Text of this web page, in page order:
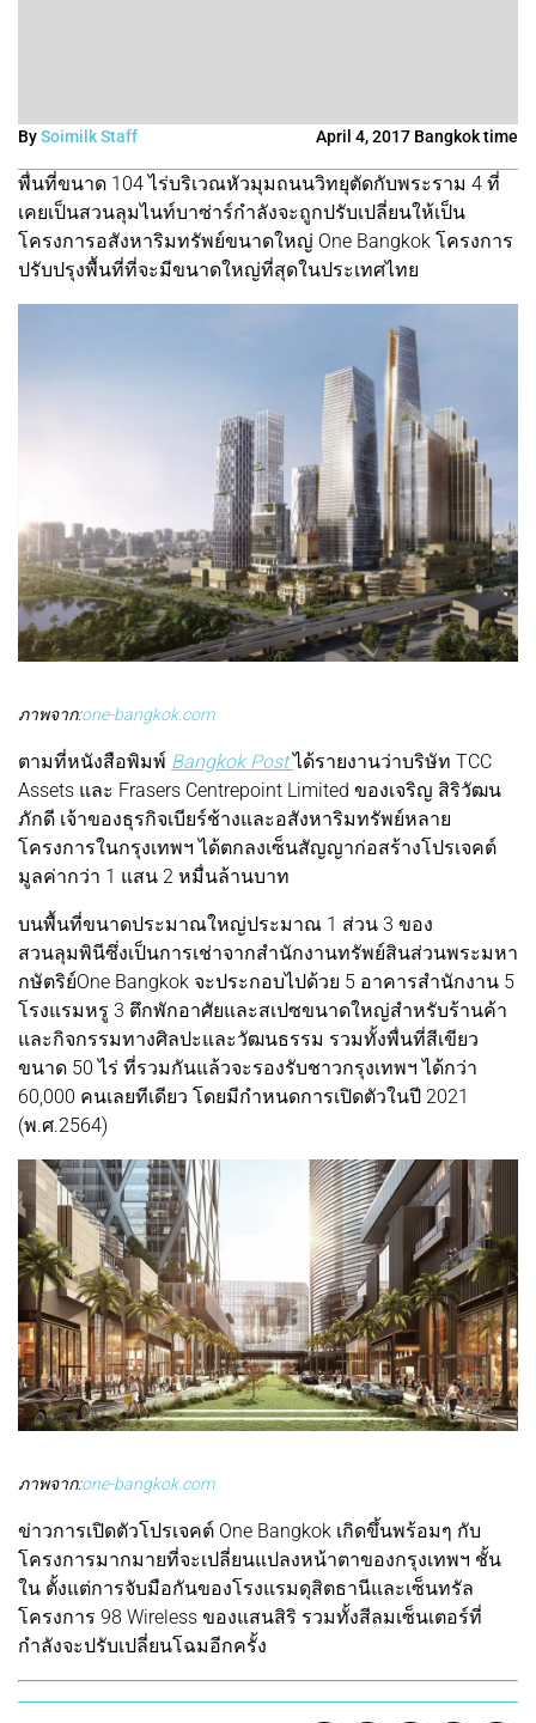
BySoimilk Staff April 4, 2017 Bangkok time
พื่นที่ขนาด 104 ไร่บริเวณหัวมุมถนนวิทยุตัดกับพระราม 4 ที่
เคยเป็นสวนลุมไนท์บาซ่าร์กำลังจะถูกปรับเปลี่ยนให้เป็น
โครงการอสังหาริมทรัพย์ขนาดใหญ่ One Bangkok โครงการ
ปรับปรุงพื้นที่ที่จะมีขนาดใหญ่ที่สุดในประเทศไทย
ภาพจาก:one-bangkok.com
ตามที่หนังสือพิมพ์ Bangkok Postได้รายงานว่าบริษัท TCC
Assets และ Frasers Centrepoint Limited ของเจริญ สิริวัฒน
ภักดี เจ้าของธุรกิจเบียร์ช้างและอสังหาริมทรัพย์หลาย
โครงการในกรุงเทพฯ ได้ตกลงเซ็นสัญญาก่อสร้างโปรเจคต์
มูลค่ากว่า 1 แสน 2 หมื่นล้านบาท
บนพื้นที่ขนาดประมาณใหญ่ประมาณ 1 ส่วน 3 ของ
สวนลุมพินีซึ่งเป็นการเช่าจากสำนักงานทรัพย์สินส่วนพระมหา
กษัตริย์One Bangkok จะประกอบไปด้วย 5 อาคารสำนักงาน 5
โรงแรมหรู 3 ตึกพักอาศัยและสเปซขนาดใหญ่สำหรับร้านค้า
และกิจกรรมทางศิลปะและวัฒนธรรม รวมทั้งพื่นที่สีเขียว
ขนาด 50 ไร่ ที่รวมกันแล้วจะรองรับชาวกรุงเทพฯ ได้กว่า
60,000 คนเลยทีเดียว โดยมีกำหนดการเปิดตัวในปี 2021
(พ.ศ.2564)
ภาพจาก:one-bangkok.com
ข่าวการเปิดตัวโปรเจคต์ One Bangkok เกิดขึ้นพร้อมๆ กับ
โครงการมากมายที่จะเปลี่ยนแปลงหน้าตาของกรุงเทพฯ ชั้น
ใน ตั้งแต่การจับมือกันของโรงแรมดุสิตธานีและเซ็นทรัล
โครงการ 98 Wireless ของแสนสิริ รวมทั้งสีลมเซ็นเตอร์ที่
กำลังจะปรับเปลี่ยนโฉมอีกครั้ง